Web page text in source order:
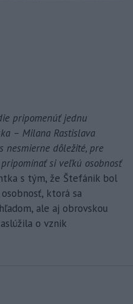
pripomenúť jednu
– Milana Rastislava
nesmierne dôležité, pre
si veľkú osobnosť
s tým, že Štefánik bol
ktorá sa
ale aj obrovskou
o vznik